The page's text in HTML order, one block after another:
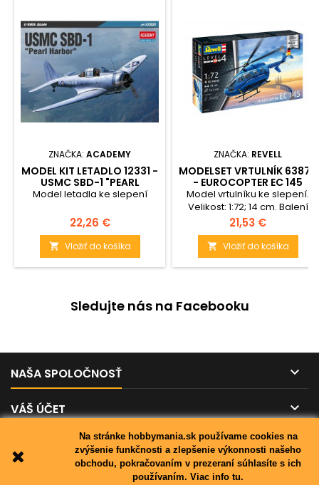
Na stránke hobbymania.sk používame cookies na
zvýšenie funkčnosti a zlepšenie výkonnosti našeho
obchodu, pokračovaním v prezeraní súhlasíte s ich
používaním. Viac info tu.
ZNAČKA: ACADEMY
MODEL KIT LETADLO 12331 -
USMC SBD-1 "PEARL
HARBOR" (1:48)
Model letadla ke slepení
Cena
22,26 €
 Vložiť do košíka
ZNAČKA: REVELL
MODELSET VRTULNÍK 63877
- EUROCOPTER EC 145
„BUILDER’S CHOICE“ (1:72)
Model vrtulníku ke slepení.
Velikost: 1:72; 14 cm. Balení
obsahuje: 80 dílků ke slepení,
lepidlo, štětec a barvičky.
Cena
21,53 €
 Vložiť do košíka
Sledujte nás na Facebooku
NAŠA SPOLOČNOSŤ 
VÁŠ ÚČET 

© Copyright 2026 hobbymania.sk. All Rights Reserved.